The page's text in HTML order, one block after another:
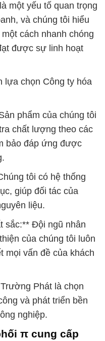
một yếu tố quan trọng
và chúng tôi hiểu
cách nhanh chóng
được sự linh hoạt
lựa chọn Công ty hóa
phẩm của chúng tôi
chất lượng theo các
bảo đáp ứng được
tôi có hệ thống
giúp đối tác của
liệu.
sắc:** Đội ngũ nhân
của chúng tôi luôn
mọi vấn đề của khách
Phát là chọn
và phát triển bền
nghiệp.
π cung cấp